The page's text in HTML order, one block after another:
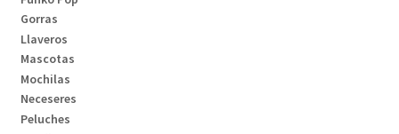
Gorras
Llaveros
Mascotas
Mochilas
Neceseres
Peluches